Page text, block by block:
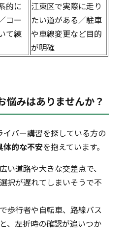
的に
コー
て練
江東区で実際に走り
たい道がある／駐車
や車線変更など目的
が明確
悩みはありませんか？
バー講習を探している方の
体的な不安を抱えています。
い道路や大きな交差点で、
択が遅れてしまいそうで不
歩行者や自転車、路線バス
、左折時の確認が追いつか